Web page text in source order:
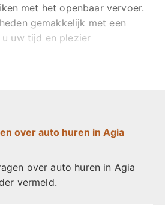
met het openbaar vervoer.
gemakkelijk met een
uw tijd en plezier
in Agia Pelagia laat toeristen
en natuurlijke attracties
De rust van Agia
om de regio te
over auto huren in Agia
over auto huren in Agia
vermeld.